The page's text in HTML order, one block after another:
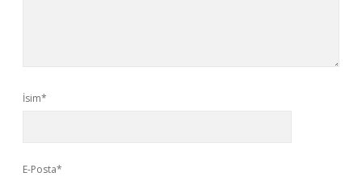
İsim*
E-Posta*